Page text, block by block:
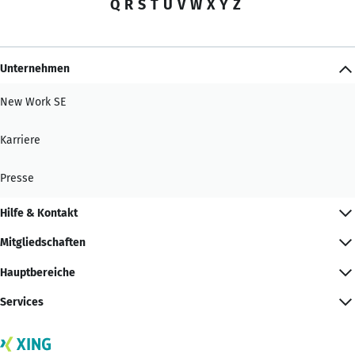
Q R S T U V W X Y Z
Unternehmen
New Work SE
Karriere
Presse
Hilfe & Kontakt
Mitgliedschaften
Hauptbereiche
Services